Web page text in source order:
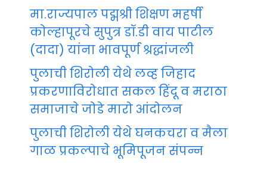
मा.राज्यपाल पद्मश्री शिक्षण महर्षी
कोल्हापूरचे सुपुत्र डॉ.डी वाय पाटील
(दादा) यांना भावपूर्ण श्रद्धांजली
पुलाची शिरोली येथे लव्ह जिहाद
प्रकरणाविरोधात सकल हिंदू व मराठा
समाजाचे जोडे मारो आंदोलन
पुलाची शिरोली येथे घनकचरा व मैला
गाळ प्रकल्पाचे भूमिपूजन संपन्न